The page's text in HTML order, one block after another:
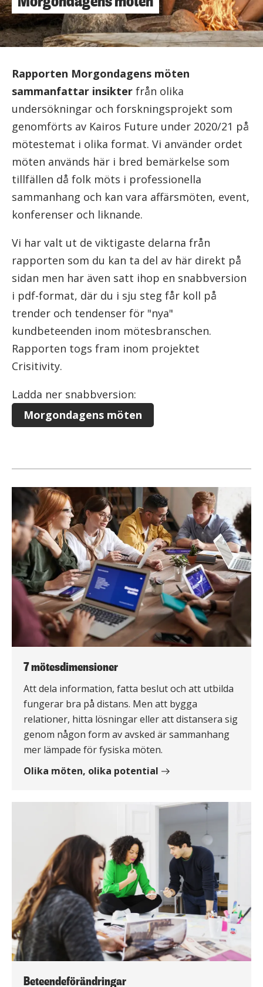
Rapporten Morgondagens möten
sammanfattar insikter från olika
undersökningar och forskningsprojekt som
genomförts av Kairos Future under 2020/21 på
mötestemat i olika format. Vi använder ordet
möten används här i bred bemärkelse som
tillfällen då folk möts i professionella
sammanhang och kan vara affärsmöten, event,
konferenser och liknande.
Vi har valt ut de viktigaste delarna från
rapporten som du kan ta del av här direkt på
sidan men har även satt ihop en snabbversion
i pdf-format, där du i sju steg får koll på
trender och tendenser för "nya"
kundbeteenden inom mötesbranschen.
Rapporten togs fram inom projektet
Crisitivity.
Ladda ner snabbversion:
Morgondagens möten
7 mötesdimensioner
Att dela information, fatta beslut och att utbilda
fungerar bra på distans. Men att bygga
relationer, hitta lösningar eller att distansera sig
genom någon form av avsked är sammanhang
mer lämpade för fysiska möten.
Olika möten, olika potential
Beteendeförändringar